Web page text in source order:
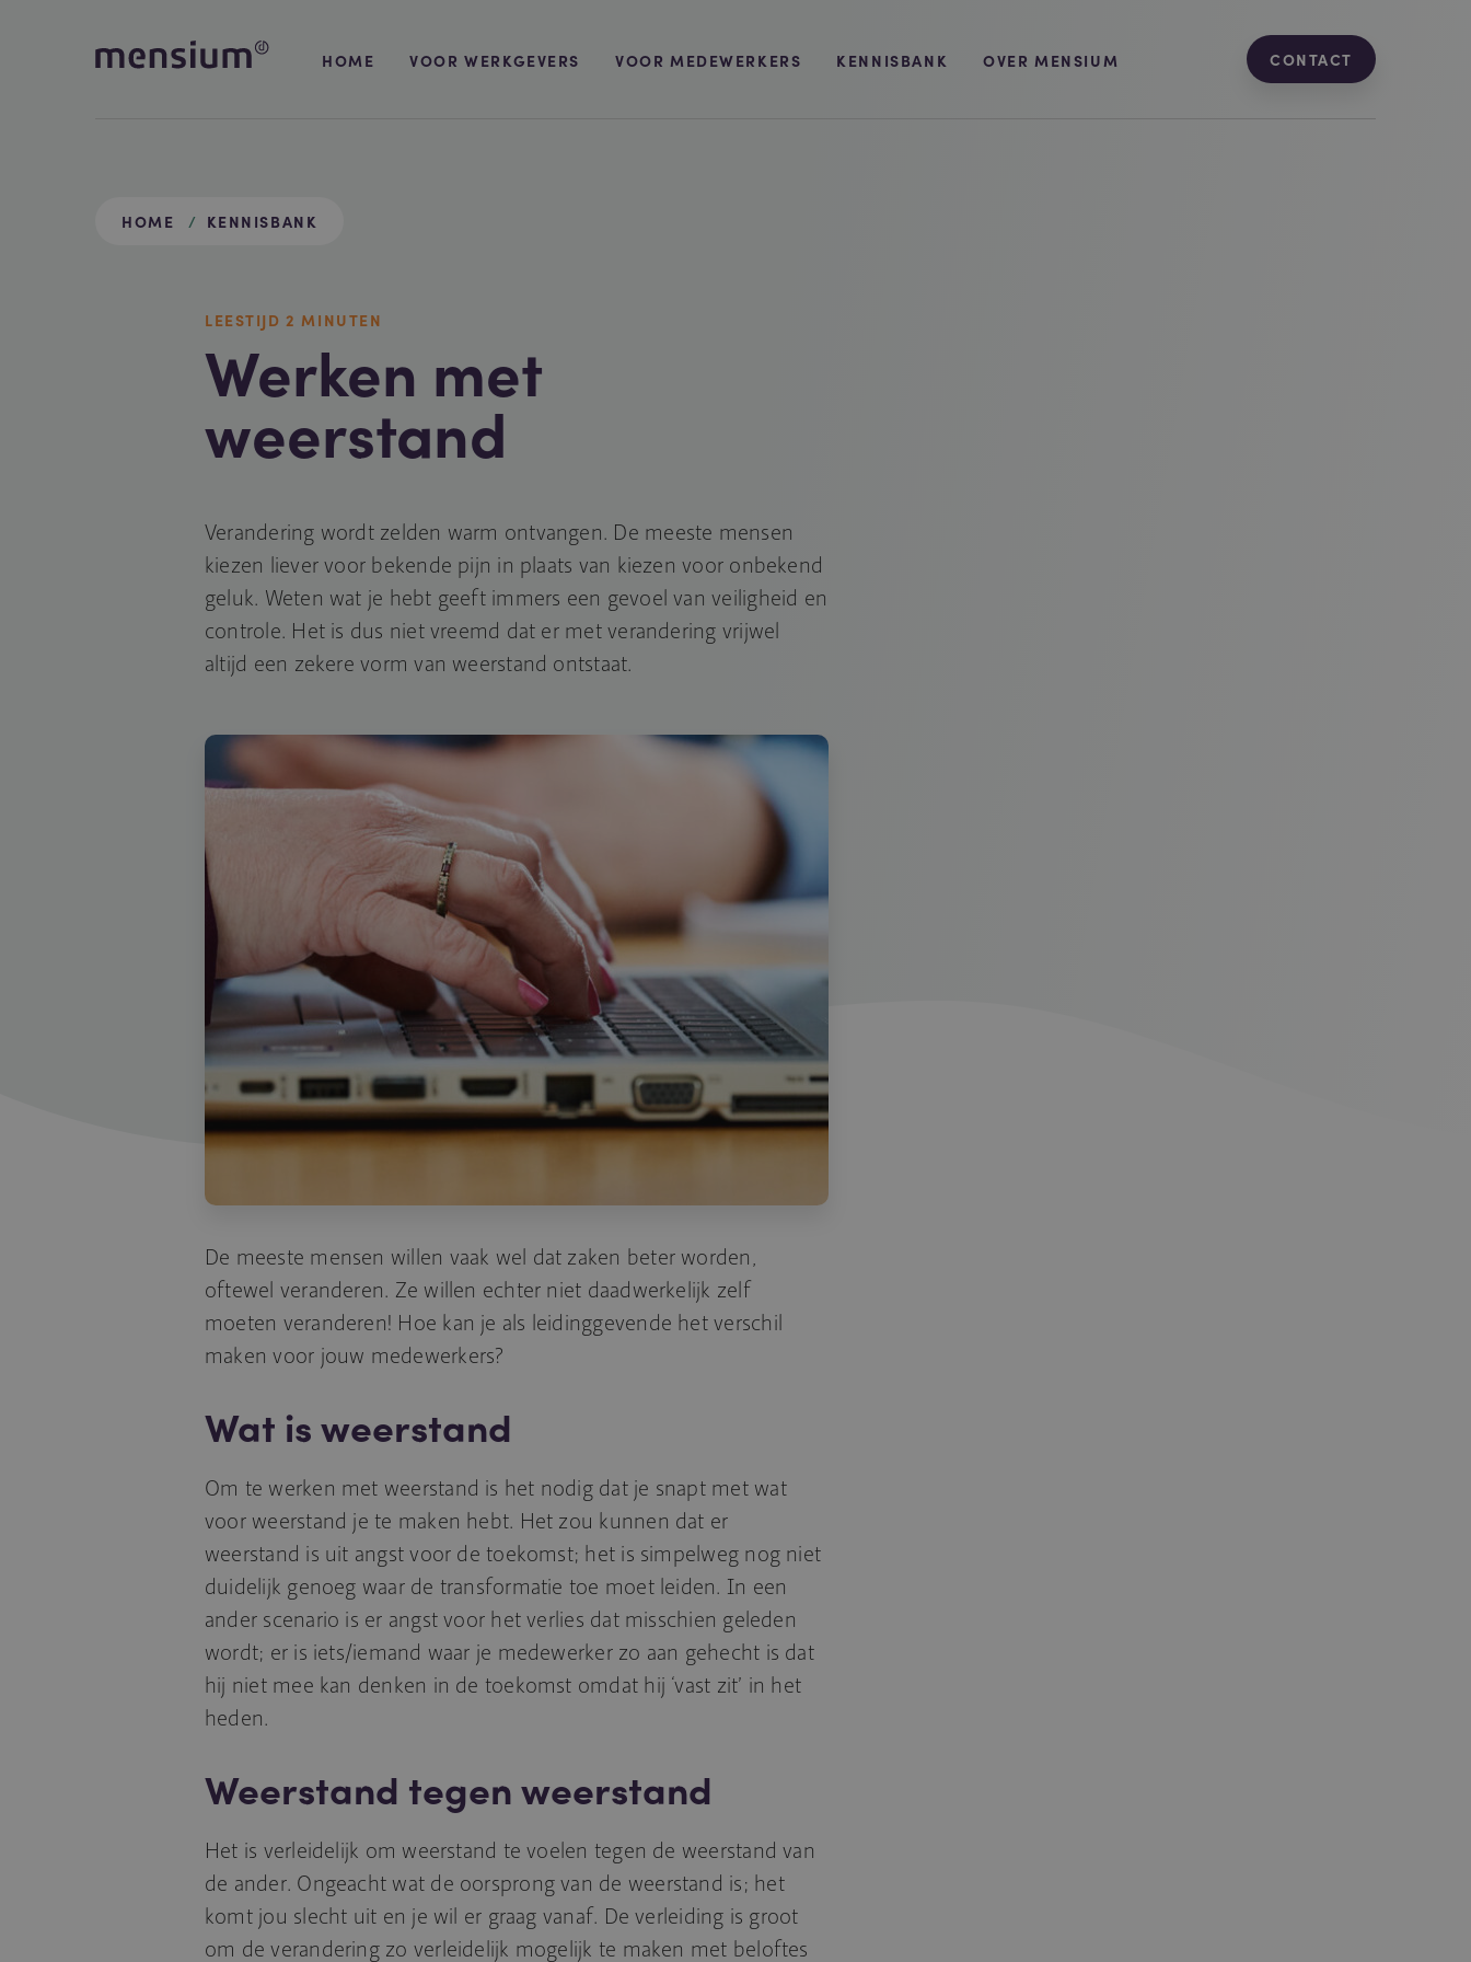
HOME VOOR WERKGEVERS VOOR MEDEWERKERS KENNISBANK OVER MENSIUM CONTACT
HOME KENNISBANK
LEESTIJD 2 MINUTEN
Werken met
weerstand
Verandering wordt zelden warm ontvangen. De meeste mensen
kiezen liever voor bekende pijn in plaats van kiezen voor onbekend
geluk. Weten wat je hebt geeft immers een gevoel van veiligheid en
controle. Het is dus niet vreemd dat er met verandering vrijwel
altijd een zekere vorm van weerstand ontstaat.
De meeste mensen willen vaak wel dat zaken beter worden,
oftewel veranderen. Ze willen echter niet daadwerkelijk zelf
moeten veranderen! Hoe kan je als leidinggevende het verschil
maken voor jouw medewerkers?
Wat is weerstand
Om te werken met weerstand is het nodig dat je snapt met wat
voor weerstand je te maken hebt. Het zou kunnen dat er
weerstand is uit angst voor de toekomst; het is simpelweg nog niet
duidelijk genoeg waar de transformatie toe moet leiden. In een
ander scenario is er angst voor het verlies dat misschien geleden
wordt; er is iets/iemand waar je medewerker zo aan gehecht is dat
hij niet mee kan denken in de toekomst omdat hij ‘vast zit’ in het
heden.
Weerstand tegen weerstand
Het is verleidelijk om weerstand te voelen tegen de weerstand van
de ander. Ongeacht wat de oorsprong van de weerstand is; het
komt jou slecht uit en je wil er graag vanaf. De verleiding is groot
om de verandering zo verleidelijk mogelijk te maken met beloftes